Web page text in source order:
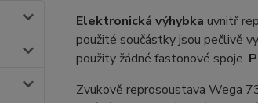
Elektronická výhybka uvnitř
použité součástky jsou pečlivě
použity žádné fastonové spoje.
Zvukově reprosoustava Wega